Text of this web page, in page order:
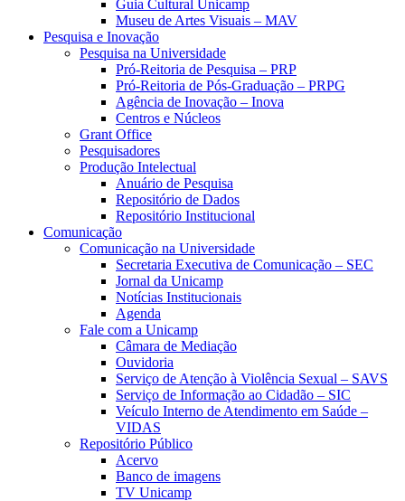
Guia Cultural Unicamp
Museu de Artes Visuais – MAV
Pesquisa e Inovação
Pesquisa na Universidade
Pró-Reitoria de Pesquisa – PRP
Pró-Reitoria de Pós-Graduação – PRPG
Agência de Inovação – Inova
Centros e Núcleos
Grant Office
Pesquisadores
Produção Intelectual
Anuário de Pesquisa
Repositório de Dados
Repositório Institucional
Comunicação
Comunicação na Universidade
Secretaria Executiva de Comunicação – SEC
Jornal da Unicamp
Notícias Institucionais
Agenda
Fale com a Unicamp
Câmara de Mediação
Ouvidoria
Serviço de Atenção à Violência Sexual – SAVS
Serviço de Informação ao Cidadão – SIC
Veículo Interno de Atendimento em Saúde –
VIDAS
Repositório Público
Acervo
Banco de imagens
TV Unicamp